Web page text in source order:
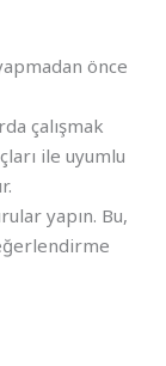
önce
çalışmak
ile uyumlu
yapın. Bu,